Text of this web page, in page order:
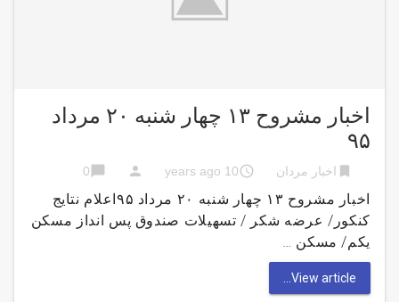
اخبار مشروح ۱۳ چهار شنبه ۲۰ مرداد
۹۵
bookmark اخبار مردان access_time
10 years ago
person
chat_bubble
0
اخبار مشروح ۱۳ چهار شنبه ۲۰ مرداد ۹۵اعلام نتایج
کنکور/ عرضه شکر / تسهیلات صندوق پس انداز مسکن
یکم/ مسکن …
View article...